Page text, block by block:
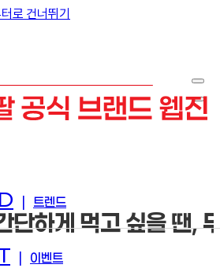
로 건너뛰기
트렌드
이벤트
단하게 먹고 싶을 땐,